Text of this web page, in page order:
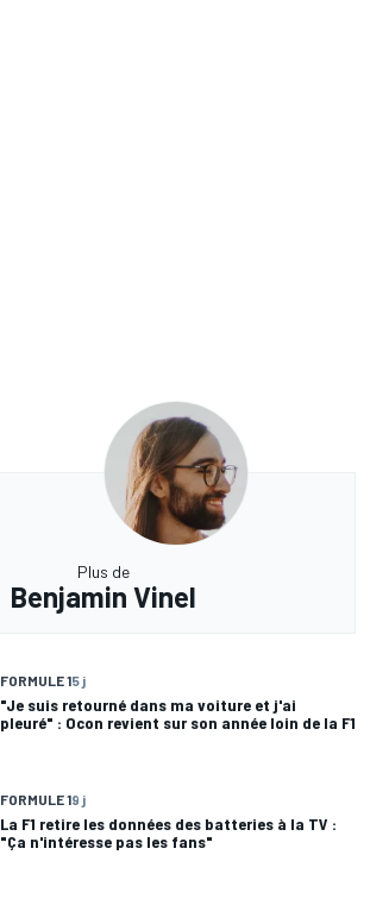
Plus de
Benjamin Vinel
FORMULE 15 j
"Je suis retourné dans ma voiture et j'ai
pleuré" : Ocon revient sur son année loin de la F1
FORMULE 19 j
La F1 retire les données des batteries à la TV :
"Ça n'intéresse pas les fans"